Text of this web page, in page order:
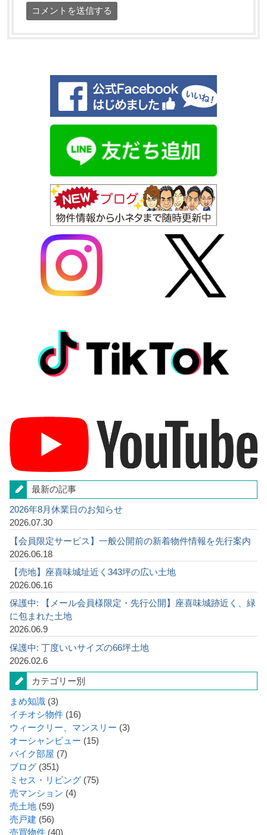
最新の記事
2026年8月休業日のお知らせ
2026.07.30
【会員限定サービス】一般公開前の新着物件情報を先行案内
2026.06.18
【売地】座喜味城址近く343坪の広い土地
2026.06.16
保護中: 【メール会員様限定・先行公開】座喜味城跡近く、緑
に包まれた土地
2026.06.9
保護中: 丁度いいサイズの66坪土地
2026.02.6
カテゴリー別
まめ知識 (3)
イチオシ物件 (16)
ウィークリー、マンスリー (3)
オーシャンビュー (15)
バイク部屋 (7)
ブログ (351)
ミセス・リビング (75)
売マンション (4)
売土地 (59)
売戸建 (56)
売買物件 (40)